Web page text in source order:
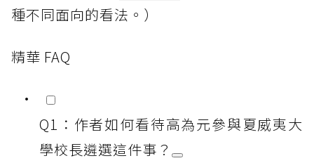
種不同面向的看法。）
精華 FAQ
Q1：作者如何看待高為元參與夏威夷大
學校長遴選這件事？